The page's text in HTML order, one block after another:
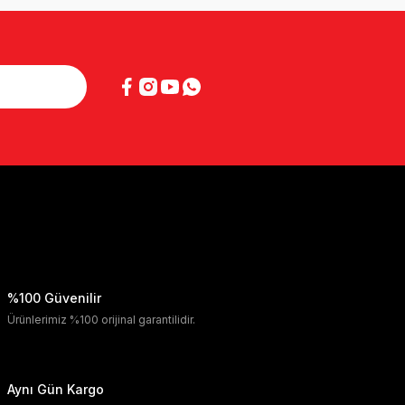
%100 Güvenilir
Ürünlerimiz %100 orijinal garantilidir.
Aynı Gün Kargo